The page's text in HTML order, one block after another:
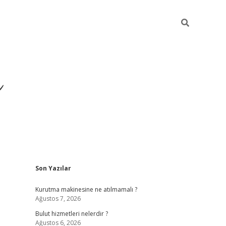
Sidebar
Son Yazılar
Kurutma makinesine ne atılmamalı ?
Ağustos 7, 2026
Bulut hizmetleri nelerdir ?
Ağustos 6, 2026